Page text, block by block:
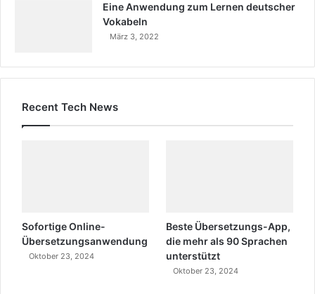
Eine Anwendung zum Lernen deutscher
Vokabeln
März 3, 2022
Recent Tech News
Sofortige Online-
Übersetzungsanwendung
Oktober 23, 2024
Beste Übersetzungs-App,
die mehr als 90 Sprachen
unterstützt
Oktober 23, 2024